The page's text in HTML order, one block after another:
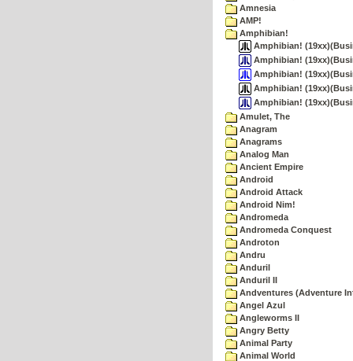
Amnesia
AMP!
Amphibian!
Amphibian!
Amphibian!
Amphibian!
Amphibian!
Amphibian!
Amulet, The
Anagram
Anagrams
Analog Man
Ancient Empire
Android
Android Attack
Android Nim!
Andromeda
Andromeda Conquest
Androton
Andru
Anduril
Anduril II
Andventures (Adventure
Angel Azul
Angleworms II
Angry Betty
Animal Party
Animal World